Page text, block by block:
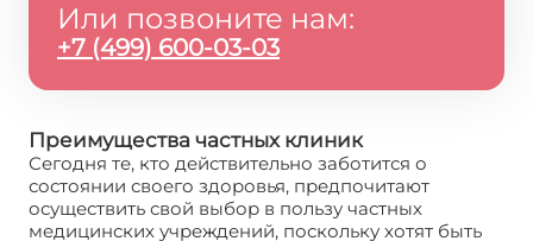
Или позвоните нам:
+7 (499) 600-03-03
Преимущества частных клиник
Сегодня те, кто действительно заботится о
состоянии своего здоровья, предпочитают
осуществить свой выбор в пользу частных
медицинских учреждений, поскольку хотят быть